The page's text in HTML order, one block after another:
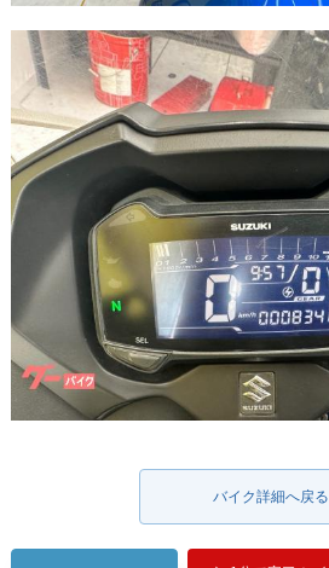
バイク詳細へ戻る